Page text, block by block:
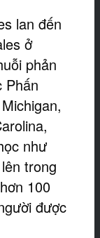
lan đến
ở
phản
Phấn
như
trong
100
được